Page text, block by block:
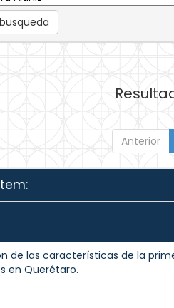
Anterior
de las características de la
en Querétaro.